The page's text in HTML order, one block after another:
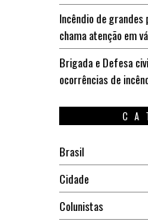
Incêndio de
chama atenção em
Brigada e Defesa
ocorrências de
Brasil
Cidade
Colunistas